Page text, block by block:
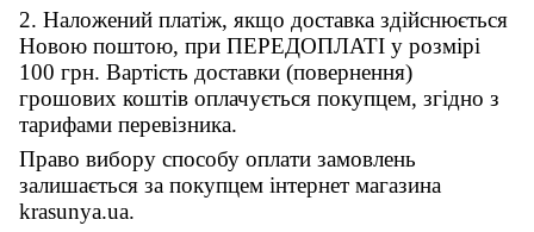
2. Наложений платіж, якщо доставка здійснюється
Новою поштою, при ПЕРЕДОПЛАТІ у розмірі
100 грн. Вартість доставки (повернення)
грошових коштів оплачується покупцем, згідно з
тарифами перевізника.
Право вибору способу оплати замовлень
залишається за покупцем інтернет магазина
krasunya.ua.